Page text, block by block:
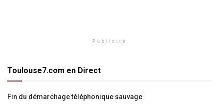
Publicité
Toulouse7.com en Direct
Fin du démarchage téléphonique sauvage